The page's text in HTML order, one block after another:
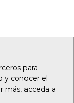
para
y conocer el
más, acceda a